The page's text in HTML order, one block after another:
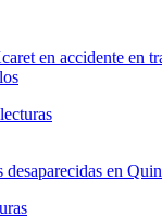
en accidente en
lecturas
desaparecidas en